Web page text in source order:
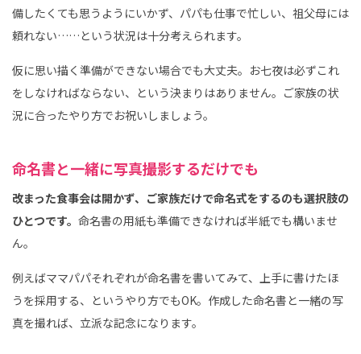
備したくても思うようにいかず、パパも仕事で忙しい、祖父母には
頼れない……という状況は十分考えられます。
仮に思い描く準備ができない場合でも大丈夫。お七夜は必ずこれ
をしなければならない、という決まりはありません。ご家族の状
況に合ったやり方でお祝いしましょう。
命名書と一緒に写真撮影するだけでも
改まった食事会は開かず、ご家族だけで命名式をするのも選択肢の
ひとつです。 命名書の用紙も準備できなければ半紙でも構いませ
ん。
例えばママパパそれぞれが命名書を書いてみて、上手に書けたほ
うを採用する、というやり方でもOK。作成した命名書と一緒の写
真を撮れば、立派な記念になります。